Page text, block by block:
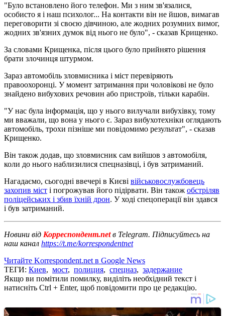
"Було встановлено його телефон. Ми з ним зв'язалися,
особисто я і наш психолог... На контакти він не йшов, вимагав
переговорити зі своєю дівчиною, але жодних розумних вимог,
жодних зв'язних думок від нього не було", - сказав Крищенко.
За словами Крищенка, після цього було прийнято рішення
брати злочинця штурмом.
Зараз автомобіль зловмисника і міст перевіряють
правоохоронці. У момент затримання при чоловікові не було
знайдено вибухових речовин або пристроїв, тільки карабін.
"У нас була інформація, що у нього вилучали вибухівку, тому
ми вважали, що вона у нього є. Зараз вибухотехніки оглядають
автомобіль, трохи пізніше ми повідомимо результат", - сказав
Крищенко.
Він також додав, що зловмисник сам вийшов з автомобіля,
коли до нього наблизилися спецназівці, і був затриманий.
Нагадаємо, сьогодні ввечері в Києві військовослужбовець
захопив міст і погрожував його підірвати. Він також обстріляв
поліцейських і збив їхній дрон. У ході спецоперації він здався
і був затриманий.
Новини від Корреспондент.netв Telegram. Підписуйтесь на
наш канал https://t.me/korrespondentnet
Читайте Korrespondent.net в Google News
ТЕГИ: Киев, мост, полиция, спецназ, задержание
Якщо ви помітили помилку, виділіть необхідний текст і
натисніть Ctrl + Enter, щоб повідомити про це редакцію.